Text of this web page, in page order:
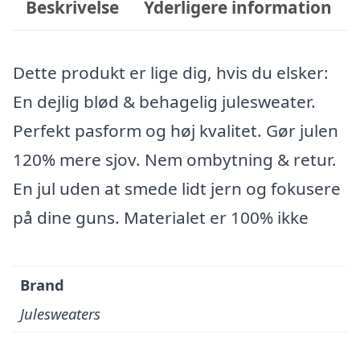
Beskrivelse Yderligere information
Dette produkt er lige dig, hvis du elsker:
En dejlig blød & behagelig julesweater.
Perfekt pasform og høj kvalitet. Gør julen
120% mere sjov. Nem ombytning & retur.
En jul uden at smede lidt jern og fokusere
på dine guns. Materialet er 100% ikke
Brand
Julesweaters